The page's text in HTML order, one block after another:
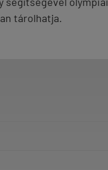
tárolhatja.